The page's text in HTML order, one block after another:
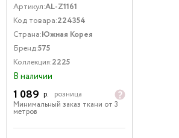
Артикул:AL-Z1161
Код товара:224354
Страна:Южная Корея
Бренд:575
Коллекция:2225
В наличии
1 089 р.
розница
Минимальный заказ ткани от 3
метров